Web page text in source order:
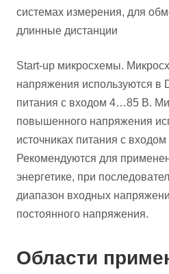
системах измерения, для
длинные дистанции
Start-up микросхемы.
напряжения используются в
питания с входом 4…85 В.
повышенного напряжения
источниках питания с
Рекомендуются для
энергетике, при
диапазон входных
постоянного напряжения.
Области